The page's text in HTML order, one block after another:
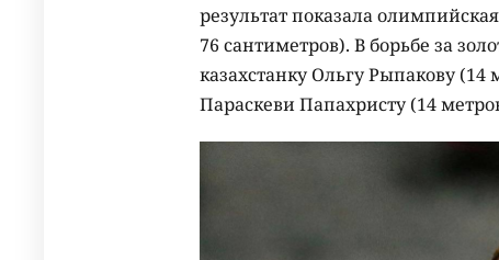
результат показала
76 сантиметров). В борьбе за
казахстанку Ольгу Рыпакову
Параскеви Папахристу (14